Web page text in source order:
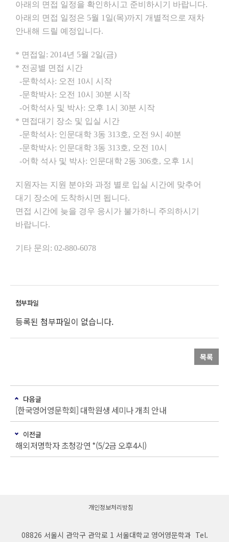
아래의 면접 일정을 확인하시고 준비하시기 바랍니다.
아래의 면접 일정은 5월 1일(목)까지 개별적으로 재차
안내해 드릴 예정입니다.
* 면접일: 2014년 5월 2일(금)
* 전공별 면접 시간
-문학석사: 오전 10시 시작
-문학박사: 오전 10시 30분 시작
-어학석사 및 박사: 오후 1시 30분 시작
* 면접대기 장소 및 입실 시간
-문학석사: 인문대학 3동 313호, 오전 9시 40분
-문학박사: 인문대학 3동 313호, 오전 10시
-어학 석사 및 박사: 인문대학 2동 306호, 오후 1시
지원자는 지원 분야와 과정 별로 입실 시간에 맞추어
대기 장소에 도착하시면 됩니다.
면접 시간에 늦을 경우 응시가 불가하니 주의하시기
바랍니다.
기타 문의: 02-880-6078
등록된 첨부파일이 없습니다.
목록
다음글
[한국영어영문학회] 대학원생 세미나 개최 안내
이전글
해외저명학자 초청강연 *(5/2금 오후4시)
개인정보처리방침
08826 서울시 관악구 관악로 1 서울대학교 영어영문학과 Tel.